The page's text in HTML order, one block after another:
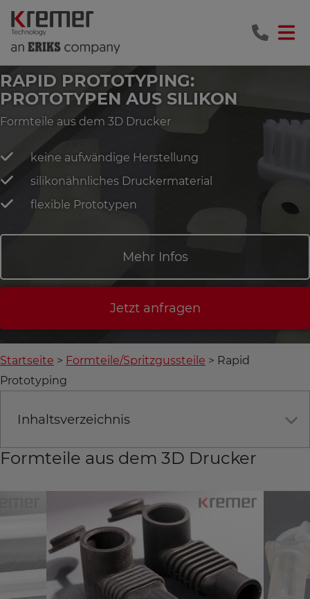
RAPID PROTOTYPING:
PROTOTYPEN AUS SILIKON
Formteile aus dem 3D Drucker
keine aufwändige Herstellung
silikonähnliches Druckermaterial
flexible Prototypen
Mehr Infos
Jetzt anfragen
Startseite Formteile/Spritzgussteile
Rapid
Prototyping
Inhaltsverzeichnis
Formteile aus dem 3D Drucker